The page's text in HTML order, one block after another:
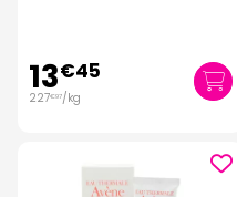
13€45
227€97/kg